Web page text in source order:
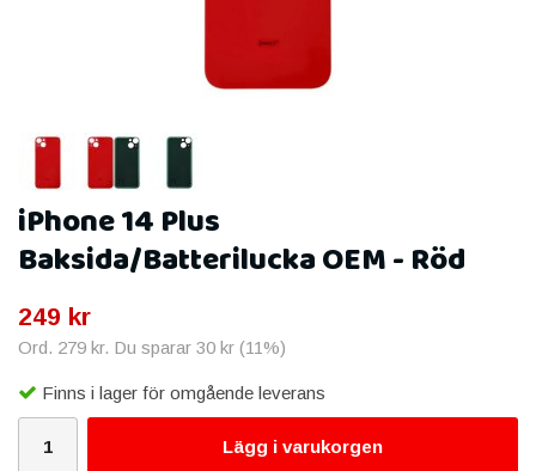
iPhone 14 Plus
Baksida/Batterilucka OEM - Röd
249 kr
Ord. 279 kr. Du sparar 30 kr (11%)
Finns i lager för omgående leverans
Lägg i varukorgen